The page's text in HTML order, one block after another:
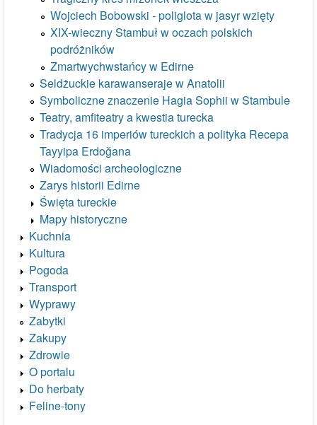
Wojciech Bobowski - poliglota w jasyr wzięty
XIX-wieczny Stambuł w oczach polskich
podróżników
Zmartwychwstańcy w Edirne
Seldżuckie karawanseraje w Anatolii
Symboliczne znaczenie Hagia Sophii w Stambule
Teatry, amfiteatry a kwestia turecka
Tradycja 16 imperiów tureckich a polityka Recepa
Tayyipa Erdoğana
Wiadomości archeologiczne
Zarys historii Edirne
Święta tureckie
Mapy historyczne
Kuchnia
Kultura
Pogoda
Transport
Wyprawy
Zabytki
Zakupy
Zdrowie
O portalu
Do herbaty
Feline-tony